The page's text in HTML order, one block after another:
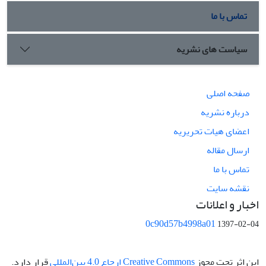
تماس با ما
سیاست های نشریه
صفحه اصلی
درباره نشریه
اعضای هیات تحریریه
ارسال مقاله
تماس با ما
نقشه سایت
اخبار و اعلانات
0c90d57b4998a011397-02-04
این اثر تحت مجوز Creative Commons ارجاع 4.0 بین‌المللی قرار دارد.